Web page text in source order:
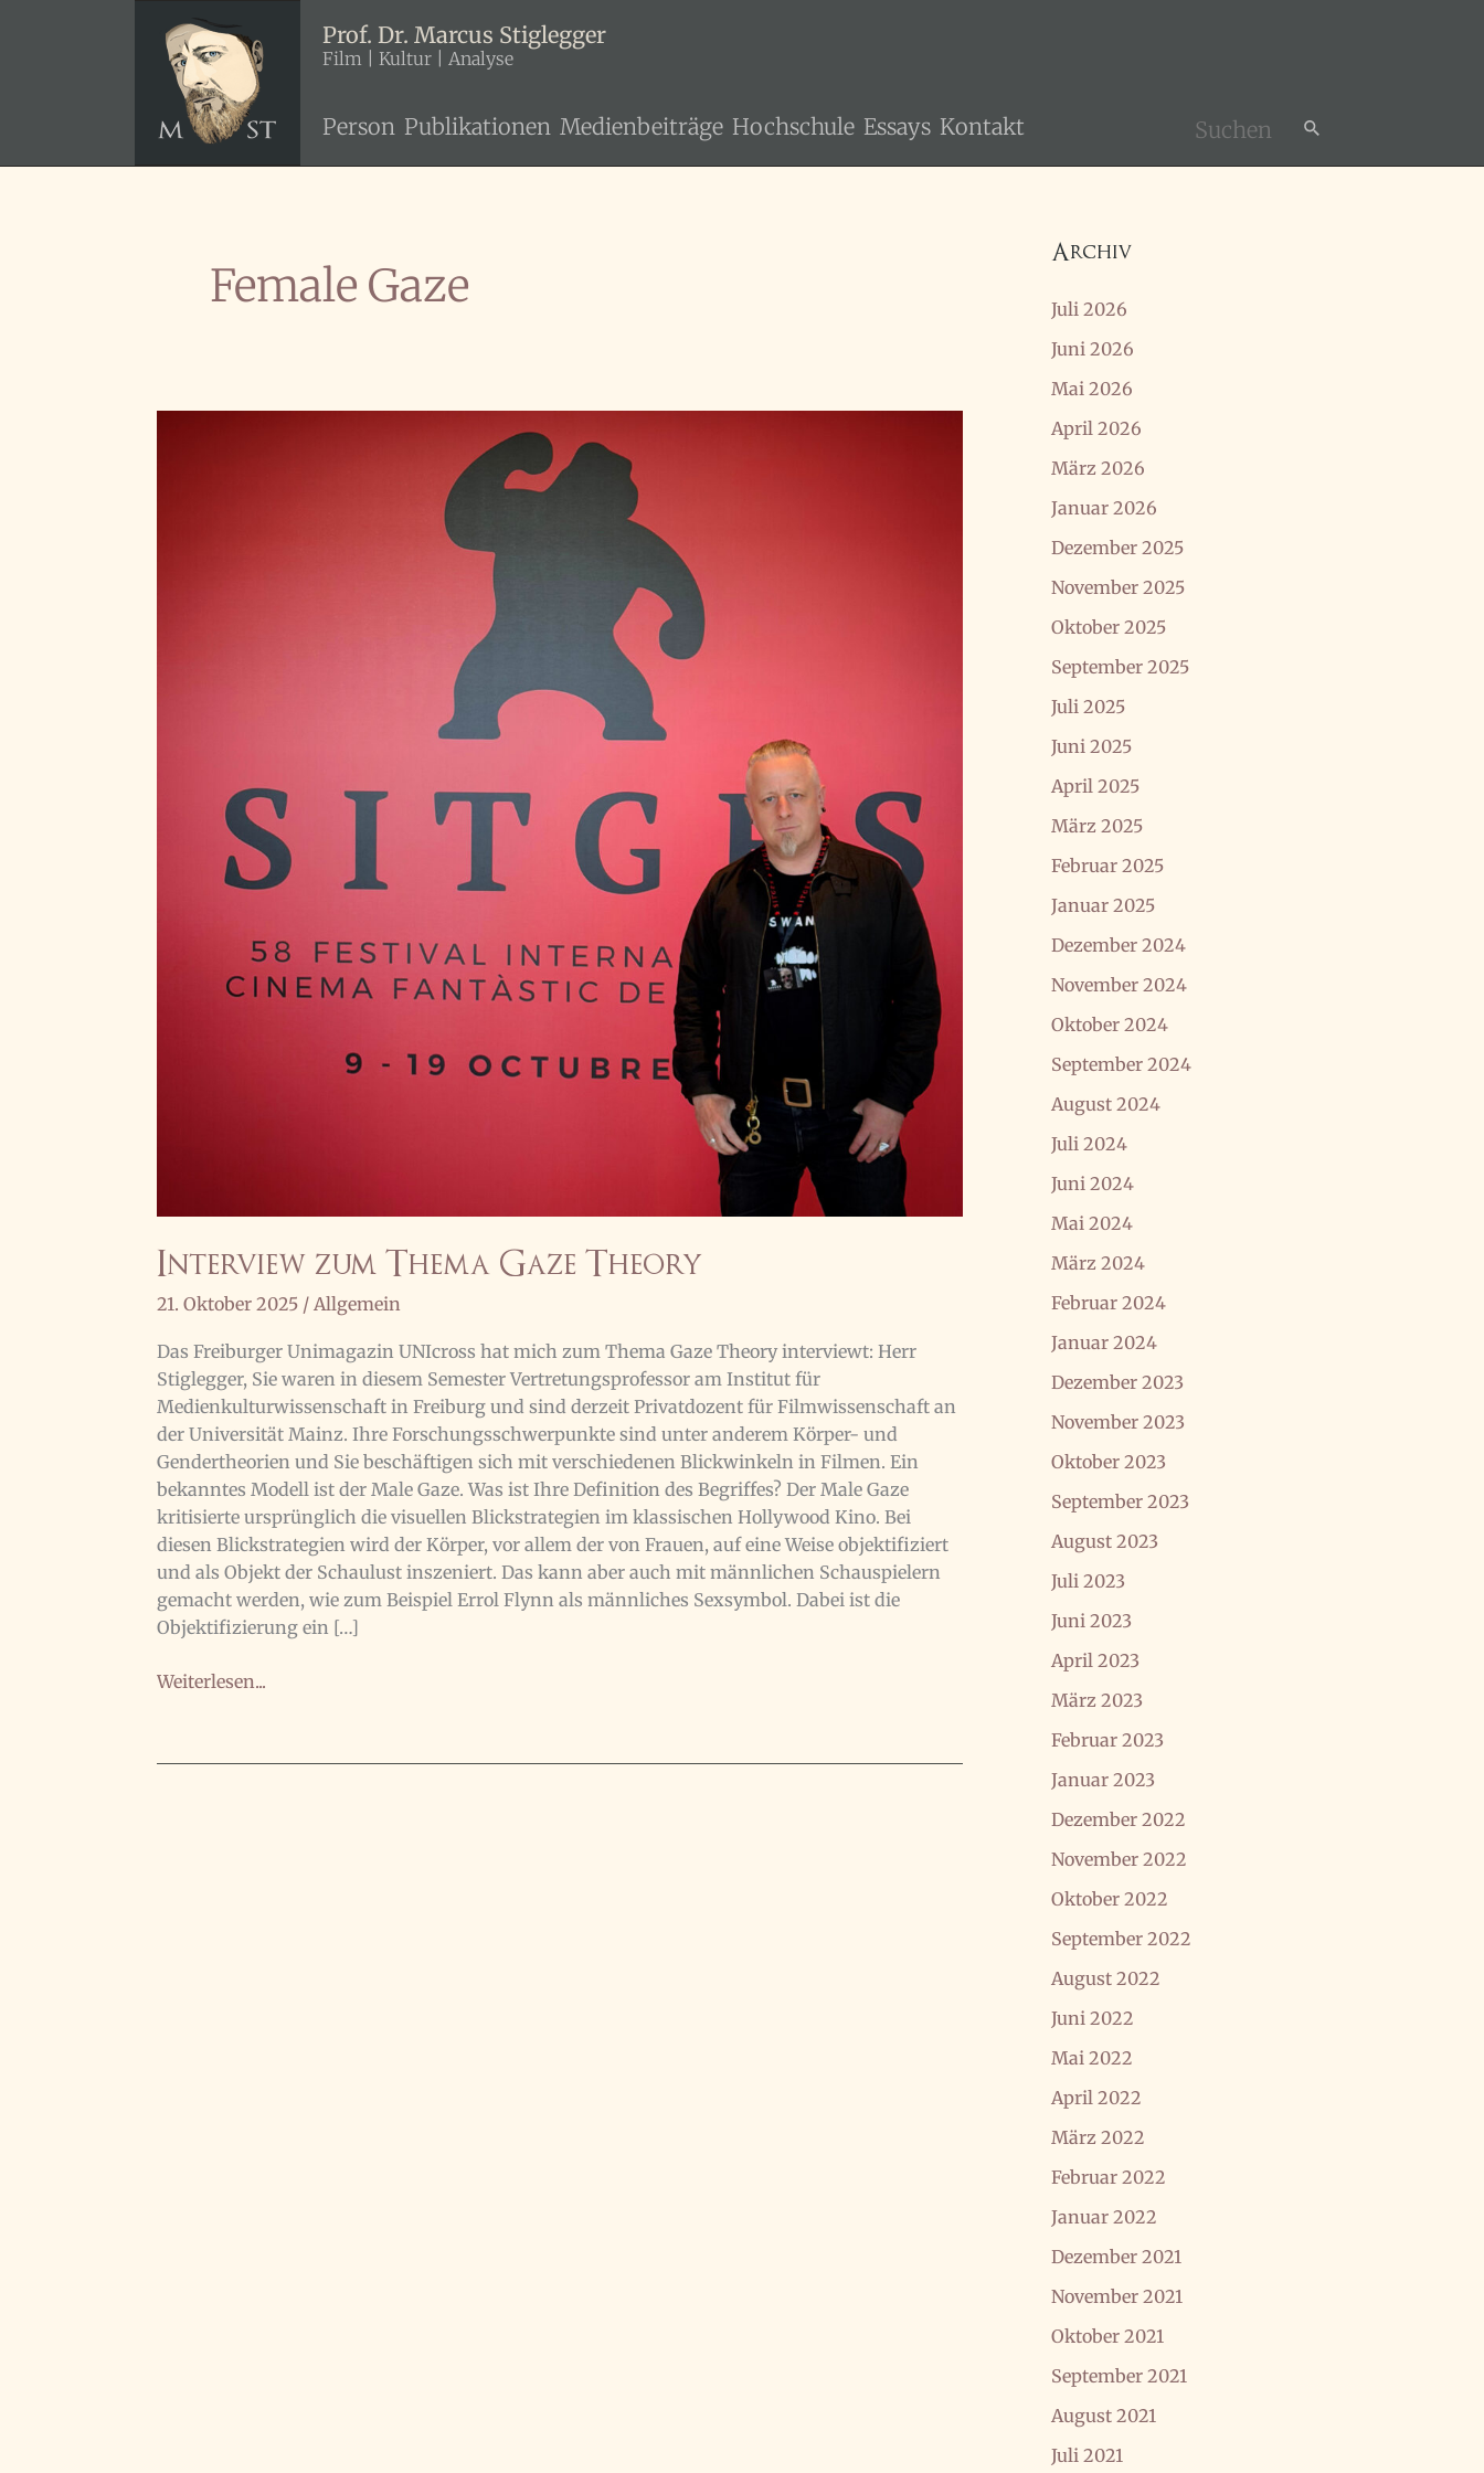
Prof. Dr. Marcus Stiglegger
Film | Kultur | Analyse
Person Publikationen Medienbeiträge Hochschule Essays Kontakt
Search
Female Gaze
Interview zum Thema Gaze Theory
21. Oktober 2025 / Allgemein
Das Freiburger Unimagazin UNIcross hat mich zum Thema Gaze Theory interviewt: Herr
Stiglegger, Sie waren in diesem Semester Vertretungsprofessor am Institut für
Medienkulturwissenschaft in Freiburg und sind derzeit Privatdozent für Filmwissenschaft an
der Universität Mainz. Ihre Forschungsschwerpunkte sind unter anderem Körper- und
Gendertheorien und Sie beschäftigen sich mit verschiedenen Blickwinkeln in Filmen. Ein
bekanntes Modell ist der Male Gaze. Was ist Ihre Definition des Begriffes? Der Male Gaze
kritisierte ursprünglich die visuellen Blickstrategien im klassischen Hollywood Kino. Bei
diesen Blickstrategien wird der Körper, vor allem der von Frauen, auf eine Weise objektifiziert
und als Objekt der Schaulust inszeniert. Das kann aber auch mit männlichen Schauspielern
gemacht werden, wie zum Beispiel Errol Flynn als männliches Sexsymbol. Dabei ist die
Objektifizierung ein […]
Interview
Gaze
Weiterlesen...
Archiv
Juli 2026
Juni 2026
Mai 2026
April 2026
März 2026
Januar 2026
Dezember 2025
November 2025
Oktober 2025
September 2025
Juli 2025
Juni 2025
April 2025
März 2025
Februar 2025
Januar 2025
Dezember 2024
November 2024
Oktober 2024
September 2024
August 2024
Juli 2024
Juni 2024
Mai 2024
März 2024
Februar 2024
Januar 2024
Dezember 2023
November 2023
Oktober 2023
September 2023
August 2023
Juli 2023
Juni 2023
April 2023
März 2023
Februar 2023
Januar 2023
Dezember 2022
November 2022
Oktober 2022
September 2022
August 2022
Juni 2022
Mai 2022
April 2022
März 2022
Februar 2022
Januar 2022
Dezember 2021
November 2021
Oktober 2021
September 2021
August 2021
Juli 2021